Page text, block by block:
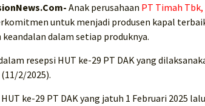
Anak perusahaan PT Timah Tbk,
untuk menjadi produsen kapal
dalam setiap produknya.
resepsi HUT ke-29 PT DAK yang
2/2025).
ke-29 PT DAK yang jatuh 1 Februari 2025